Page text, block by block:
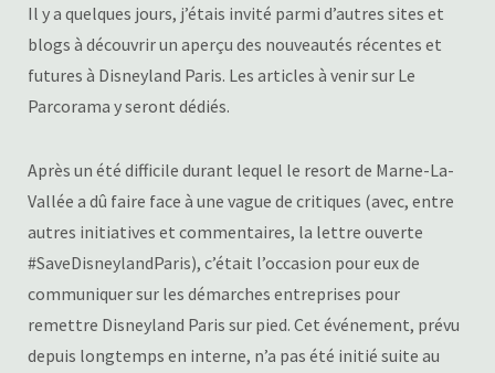
Il y a quelques jours, j’étais invité parmi d’autres sites et
blogs à découvrir un aperçu des nouveautés récentes et
futures à Disneyland Paris. Les articles à venir sur Le
Parcorama y seront dédiés.
Après un été difficile durant lequel le resort de Marne-La-
Vallée a dû faire face à une vague de critiques (avec, entre
autres initiatives et commentaires, la lettre ouverte
#SaveDisneylandParis), c’était l’occasion pour eux de
communiquer sur les démarches entreprises pour
remettre Disneyland Paris sur pied. Cet événement, prévu
depuis longtemps en interne, n’a pas été initié suite au